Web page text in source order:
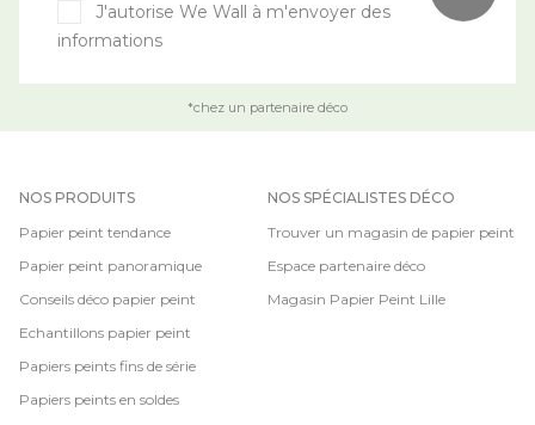
J'autorise We Wall à m'envoyer des
informations
*chez un partenaire déco
NOS PRODUITS
Papier peint tendance
Papier peint panoramique
Conseils déco papier peint
Echantillons papier peint
Papiers peints fins de série
Papiers peints en soldes
NOS SPÉCIALISTES DÉCO
Trouver un magasin de papier peint
Espace partenaire déco
Magasin Papier Peint Lille